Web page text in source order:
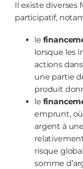
Il existe diverses
participatif,
le
lorsque les
actions
une partie
produit
le
emprunt,
argent à
risque
somme